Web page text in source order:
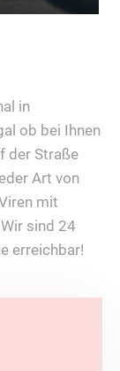
in
ob bei Ihnen
der Straße
Art von
mit
sind 24
erreichbar!